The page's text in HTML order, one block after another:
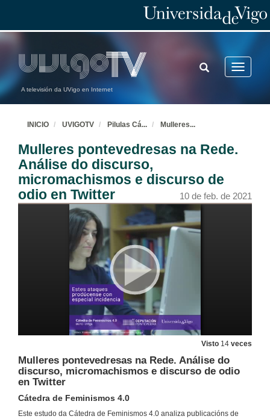
A televisión da UVigo en Internet
Toggle
TOGGLE
SEARCH
INICIO UVIGOTV Pilulas Cá... Mulleres...
Mulleres pontevedresas na Rede.
Análise do discurso,
micromachismos e discurso de
odio en Twitter
10 de feb. de 2021
Visto 14 veces
Mulleres pontevedresas na Rede. Análise do
discurso, micromachismos e discurso de odio
en Twitter
Cátedra de Feminismos 4.0
Este estudo da Cátedra de Feminismos 4.0 analiza publicacións de